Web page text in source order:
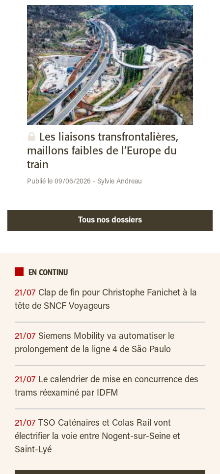
Les liaisons transfrontalières,
maillons faibles de l’Europe du
train
Publié le 09/06/2026 - Sylvie Andreau
Tous nos dossiers
EN CONTINU
21/07 Clap de fin pour Christophe Fanichet à la
tête de SNCF Voyageurs
21/07 Siemens Mobility va automatiser le
prolongement de la ligne 4 de São Paulo
21/07 Le calendrier de mise en concurrence des
trams réexaminé par IDFM
21/07 TSO Caténaires et Colas Rail vont
électrifier la voie entre Nogent-sur-Seine et
Saint-Lyé